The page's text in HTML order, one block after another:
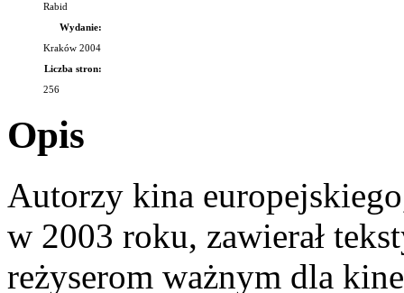
Rabid
Wydanie:
Kraków 2004
Liczba stron:
256
Opis
Autorzy kina
w 2003 roku, zawierał
reżyserom ważnym dla